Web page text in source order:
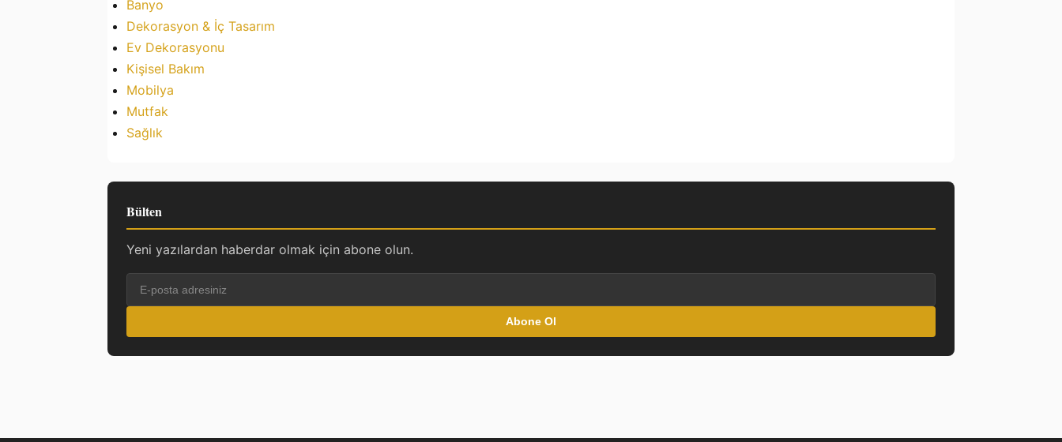
Banyo
Dekorasyon & İç Tasarım
Ev Dekorasyonu
Kişisel Bakım
Mobilya
Mutfak
Sağlık
Bülten
Yeni yazılardan haberdar olmak için abone olun.
Abone Ol